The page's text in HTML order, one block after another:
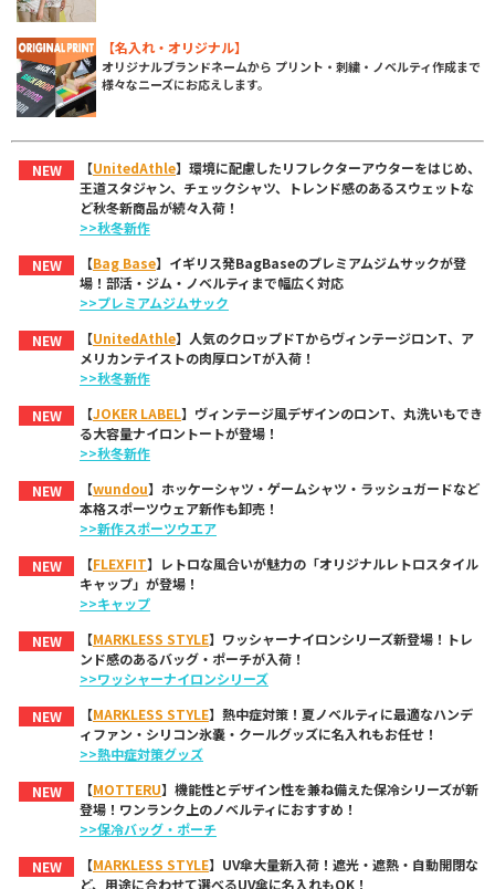
【名入れ・オリジナル】
オリジナルブランドネームから プリント・刺繍・ノベルティ作成まで
様々なニーズにお応えします。
NEW 【UnitedAthle】環境に配慮したリフレクターアウターをはじめ、
王道スタジャン、チェックシャツ、トレンド感のあるスウェットな
ど秋冬新商品が続々入荷！
>>秋冬新作
NEW
【Bag Base】イギリス発BagBaseのプレミアムジムサックが登
場！部活・ジム・ノベルティまで幅広く対応
>>プレミアムジムサック
NEW
【UnitedAthle】人気のクロップドTからヴィンテージロンT、ア
メリカンテイストの肉厚ロンTが入荷！
>>秋冬新作
NEW
【JOKER LABEL】ヴィンテージ風デザインのロンT、丸洗いもでき
る大容量ナイロントートが登場！
>>秋冬新作
NEW
【wundou】ホッケーシャツ・ゲームシャツ・ラッシュガードなど
本格スポーツウェア新作も卸売！
>>新作スポーツウエア
NEW
【FLEXFIT】レトロな風合いが魅力の「オリジナルレトロスタイル
キャップ」が登場！
>>キャップ
NEW
【MARKLESS STYLE】ワッシャーナイロンシリーズ新登場！トレ
ンド感のあるバッグ・ポーチが入荷！
>>ワッシャーナイロンシリーズ
NEW
【MARKLESS STYLE】熱中症対策！夏ノベルティに最適なハンデ
ィファン・シリコン氷嚢・クールグッズに名入れもお任せ！
>>熱中症対策グッズ
NEW
【MOTTERU】機能性とデザイン性を兼ね備えた保冷シリーズが新
登場！ワンランク上のノベルティにおすすめ！
>>保冷バッグ・ポーチ
NEW
【MARKLESS STYLE】UV傘大量新入荷！遮光・遮熱・自動開閉な
ど、用途に合わせて選べるUV傘に名入れもOK！